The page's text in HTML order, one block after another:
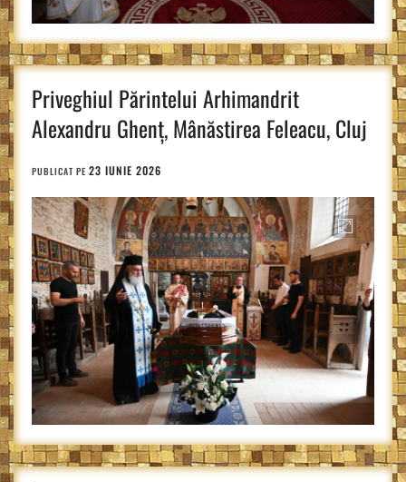
Priveghiul Părintelui Arhimandrit
Alexandru Ghenț, Mânăstirea Feleacu, Cluj
PUBLICAT PE 23 IUNIE 2026